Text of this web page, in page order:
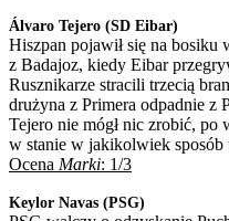
Álvaro Tejero (SD Eibar)
Hiszpan pojawił się na bosiku
z Badajoz, kiedy Eibar
Rusznikarze stracili trzecią
drużyna z Primera odpadnie z
Tejero nie mógł nic zrobić, po
w stanie w jakikolwiek sposób
Ocena Marki: 1/3
Keylor Navas (PSG)